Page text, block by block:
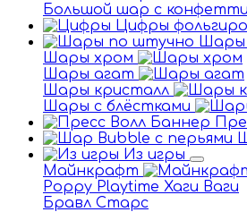
Большой шар с конфетти
Цифры
Шары
Шары хром
Шары агат
Шары кристалл
Шары с блёстками
Из игры
Майнкрафт
Poppy Playtime Хаги Ваги
Бравл Старс